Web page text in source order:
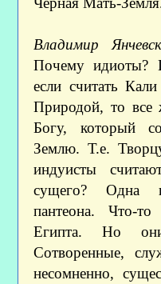
Владимир
Почему идиоты?
если считать
Природой, то все
Богу, который
Землю. Т.е.
индуисты
сущего? Одна
пантеона. Что-
Египта. Но
Сотворенные,
несомненно,